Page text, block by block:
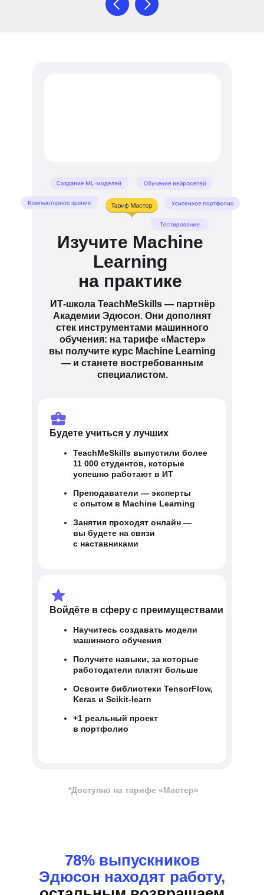
Будете учиться у лучших
TeachMeSkills выпустили более
11 000 студентов, которые
успешно работают в ИТ
Преподаватели — эксперты
с опытом в Machine Learning
Занятия проходят онлайн —
вы будете на связи
с наставниками
Войдёте в сферу с преимуществами
Научитесь создавать модели
машинного обучения
Получите навыки, за которые
работодатели платят больше
Освоите библиотеки TensorFlow,
Keras и Scikit-learn
+1 реальный проект
в портфолио
*Доступно на тарифе «Мастер»
ИТ-школа TeachMeSkills — партнёр
Академии Эдюсон. Они дополнят
стек инструментами машинного
обучения: на тарифе «Мастер»
вы получите курс Machine Learning
— и станете востребованным
специалистом.
Изучите Machine
Learning
на практике
78% выпускников
Эдюсон находят работу,